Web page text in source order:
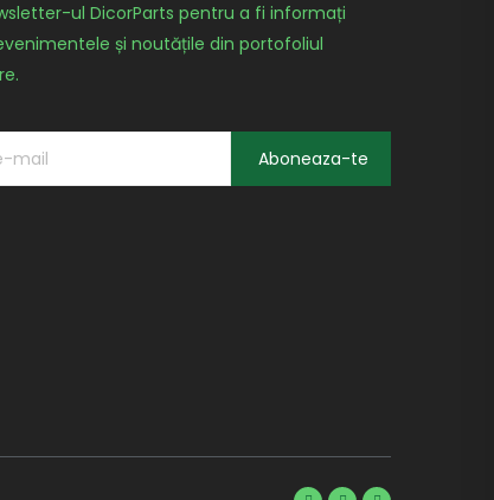
ul DicorParts pentru a fi informați
și noutățile din portofoliul
Aboneaza-te